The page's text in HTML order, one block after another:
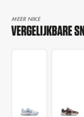
MEER NIKE
VERGELIJKBARE